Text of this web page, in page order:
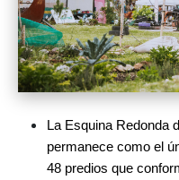
La Esquina Redonda
permanece como el
48 predios que